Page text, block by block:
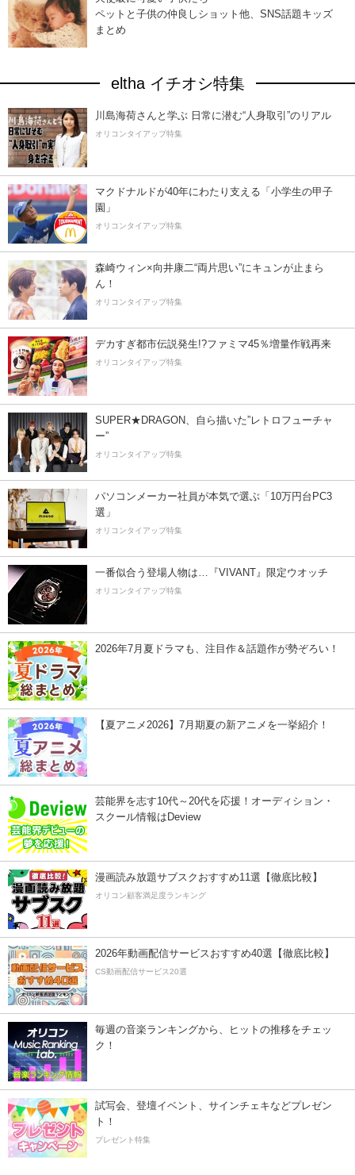
ペットと子供の仲良しショット他、SNS話題キッズ
まとめ
eltha イチオシ特集
川島海荷さんと学ぶ 日常に潜む“人身取引”のリアル
オリコンタイアップ特集
マクドナルドが40年にわたり支える「小学生の甲子
園」
オリコンタイアップ特集
森崎ウィン×向井康二“両片思い”にキュンが止まら
ん！
オリコンタイアップ特集
デカすぎ都市伝説発生!?ファミマ45％増量作戦再来
オリコンタイアップ特集
SUPER★DRAGON、自ら描いた”レトロフューチャ
ー”
オリコンタイアップ特集
パソコンメーカー社員が本気で選ぶ「10万円台PC3
選」
オリコンタイアップ特集
一番似合う登場人物は…『VIVANT』限定ウオッチ
オリコンタイアップ特集
2026年7月夏ドラマも、注目作＆話題作が勢ぞろい！
【夏アニメ2026】7月期夏の新アニメを一挙紹介！
芸能界を志す10代～20代を応援！オーディション・
スクール情報はDeview
漫画読み放題サブスクおすすめ11選【徹底比較】
オリコン顧客満足度ランキング
2026年動画配信サービスおすすめ40選【徹底比較】
CS動画配信サービス20選
毎週の音楽ランキングから、ヒットの推移をチェッ
ク！
試写会、登壇イベント、サインチェキなどプレゼン
ト！
プレゼント特集